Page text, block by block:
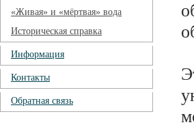
«Живая» и «мёртвая» вода
Историческая справка
Информация
Контакты
Обратная связь